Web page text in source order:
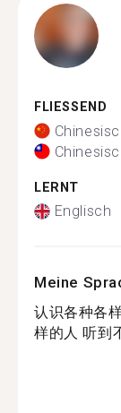
FLIESSEND
LERNT
Englisch
Meine
认识各种各
样的人 听到